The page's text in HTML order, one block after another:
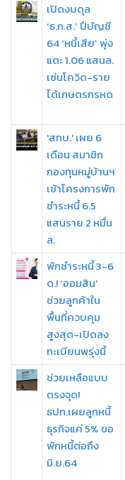
เปิดงบดุล
‘ธ.ก.ส.’ ปีบัญชี
64 ‘หนี้เสีย’ พุ่ง
แตะ 1.06 แสนล.
เซ่นโควิด-ราย
ได้เกษตรกรหด
'สทบ.' เผย 6
เดือน สมาชิก
กองทุนหมู่บ้านฯ
เข้าโครงการพัก
ชำระหนี้ 6.5
แสนราย 2 หมื่น
ล.
พักชำระหนี้ 3-6
ด.! ‘ออมสิน’
ช่วยลูกค้าใน
พื้นที่ควบคุม
สูงสุด-เปิดลง
ทะเบียนพรุ่งนี้
ช่วยเหลือแบบ
ตรงจุด!
ธปท.เผยลูกหนี้
ธุรกิจแค่ 5% ขอ
พักหนี้ต่อถึง
มิ.ย.64